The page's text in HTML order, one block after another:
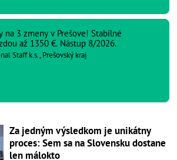
na 3 zmeny v Prešove! Stabilné
až 1350 €. Nástup 8/2026.
Staff k.s., Prešovský kraj
Za jedným výsledkom je unikátny
proces: Sem sa na Slovensku dostane
len málokto